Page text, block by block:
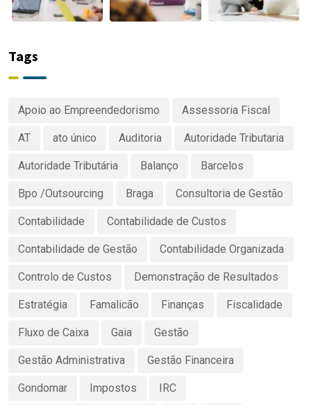
Tags
Apoio ao Empreendedorismo Assessoria Fiscal
AT ato único Auditoria Autoridade Tributaria
Autoridade Tributária Balanço Barcelos
Bpo /Outsourcing Braga Consultoria de Gestão
Contabilidade Contabilidade de Custos
Contabilidade de Gestão Contabilidade Organizada
Controlo de Custos Demonstração de Resultados
Estratégia Famalicão Finanças Fiscalidade
Fluxo de Caixa Gaia Gestão
Gestão Administrativa Gestão Financeira
Gondomar Impostos IRC